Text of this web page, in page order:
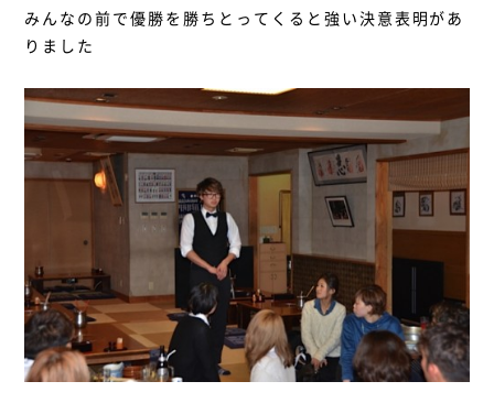
みんなの前で優勝を勝ちとってくると強い決意表明があ
りました